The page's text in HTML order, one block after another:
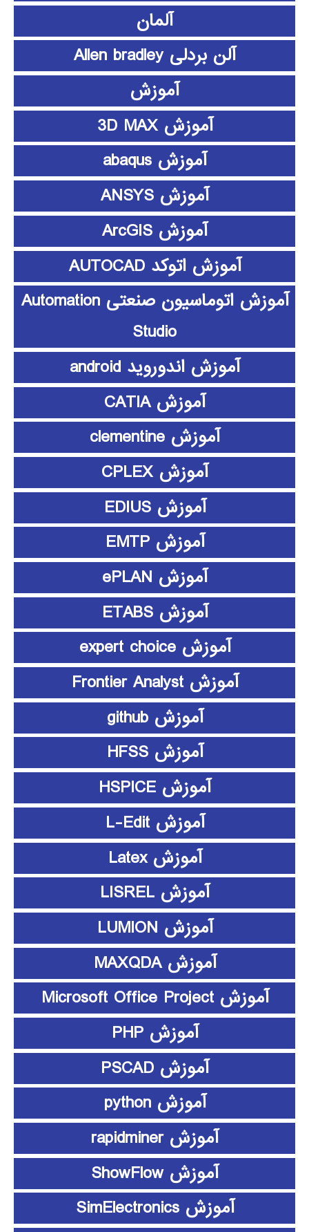
آلمان
آلن بردلی Allen bradley
آموزش
آموزش 3D MAX
آموزش abaqus
آموزش ANSYS
آموزش ArcGIS
آموزش اتوکد AUTOCAD
آموزش اتوماسیون صنعتی Automation
Studio
آموزش اندوروید android
آموزش CATIA
آموزش clementine
آموزش CPLEX
آموزش EDIUS
آموزش EMTP
آموزش ePLAN
آموزش ETABS
آموزش expert choice
آموزش Frontier Analyst
آموزش github
آموزش HFSS
آموزش HSPICE
آموزش L-Edit
آموزش Latex
آموزش LISREL
آموزش LUMION
آموزش MAXQDA
آموزش Microsoft Office Project
آموزش PHP
آموزش PSCAD
آموزش python
آموزش rapidminer
آموزش ShowFlow
آموزش SimElectronics